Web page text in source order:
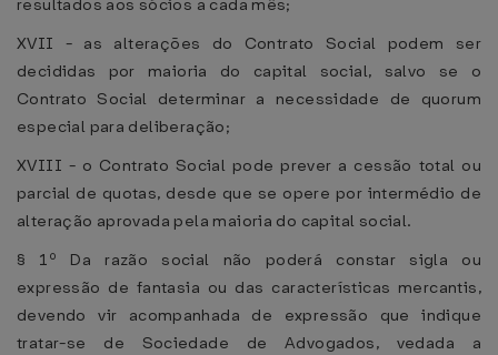
resultados aos sócios a cada mês;
XVII - as alterações do Contrato Social podem ser
decididas por maioria do capital social, salvo se o
Contrato Social determinar a necessidade de quorum
especial para deliberação;
XVIII - o Contrato Social pode prever a cessão total ou
parcial de quotas, desde que se opere por intermédio de
alteração aprovada pela maioria do capital social.
§ 1º Da razão social não poderá constar sigla ou
expressão de fantasia ou das características mercantis,
devendo vir acompanhada de expressão que indique
tratar-se de Sociedade de Advogados, vedada a